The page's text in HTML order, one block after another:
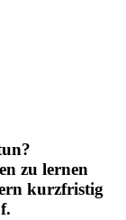
zu lernen
kurzfristig